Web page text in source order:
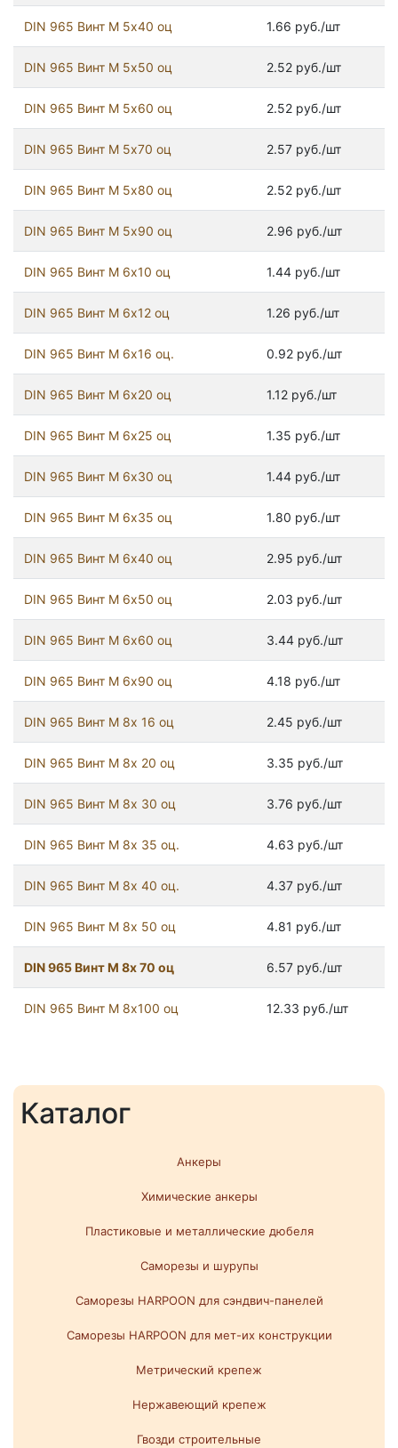
Каталог
Анкеры
Химические анкеры
Пластиковые и металлические дюбеля
Саморезы и шурупы
Саморезы HARPOON для сэндвич-панелей
Саморезы HARPOON для мет-их конструкции
Метрический крепеж
Нержавеющий крепеж
Гвозди строительные
DIN 965 Винт М 5х40 оц 1.66 руб./шт
DIN 965 Винт М 5х50 оц 2.52 руб./шт
DIN 965 Винт М 5х60 оц 2.52 руб./шт
DIN 965 Винт М 5х70 оц 2.57 руб./шт
DIN 965 Винт М 5х80 оц 2.52 руб./шт
DIN 965 Винт М 5х90 оц 2.96 руб./шт
DIN 965 Винт М 6х10 оц 1.44 руб./шт
DIN 965 Винт М 6х12 оц 1.26 руб./шт
DIN 965 Винт М 6х16 оц. 0.92 руб./шт
DIN 965 Винт М 6х20 оц 1.12 руб./шт
DIN 965 Винт М 6х25 оц 1.35 руб./шт
DIN 965 Винт М 6х30 оц 1.44 руб./шт
DIN 965 Винт М 6х35 оц 1.80 руб./шт
DIN 965 Винт М 6х40 оц 2.95 руб./шт
DIN 965 Винт М 6х50 оц 2.03 руб./шт
DIN 965 Винт М 6х60 оц 3.44 руб./шт
DIN 965 Винт М 6х90 оц 4.18 руб./шт
DIN 965 Винт М 8х 16 оц 2.45 руб./шт
DIN 965 Винт М 8х 20 оц 3.35 руб./шт
DIN 965 Винт М 8х 30 оц 3.76 руб./шт
DIN 965 Винт М 8х 35 оц. 4.63 руб./шт
DIN 965 Винт М 8х 40 оц. 4.37 руб./шт
DIN 965 Винт М 8х 50 оц 4.81 руб./шт
DIN 965 Винт М 8х 70 оц 6.57 руб./шт
DIN 965 Винт М 8х100 оц 12.33 руб./шт